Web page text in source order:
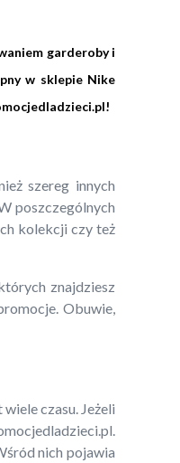
garderoby i
w sklepie Nike
szereg innych
poszczególnych
kolekcji czy też
znajdziesz
Obuwie,
czasu. Jeżeli
nich pojawia